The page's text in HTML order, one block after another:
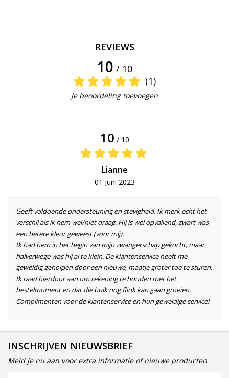
REVIEWS
10 / 10
(1)
Je beoordeling toevoegen
10 / 10
Lianne
01 Juni 2023
Geeft voldoende ondersteuning en stevigheid. Ik merk echt het
verschil als ik hem wel/niet draag. Hij is wel opvallend, zwart was
een betere kleur geweest (voor mij).
Ik had hem in het begin van mijn zwangerschap gekocht, maar
halverwege was hij al te klein. De klantenservice heeft me
geweldig geholpen door een nieuwe, maatje groter toe te sturen.
Ik raad hierdoor aan om rekening te houden met het
bestelmoment en dat die buik nog flink kan gaan groeien.
Complimenten voor de klantenservice en hun geweldige service!
INSCHRIJVEN NIEUWSBRIEF
Meld je nu aan voor extra informatie of nieuwe producten